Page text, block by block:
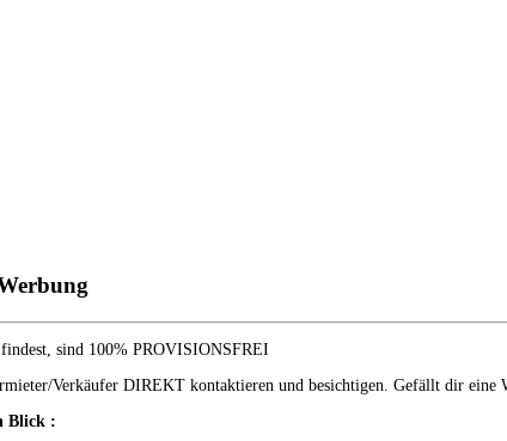
sind 100% PROVISIONSFREI
Verkäufer DIREKT kontaktieren und besichtigen. Gefällt dir
Blick :